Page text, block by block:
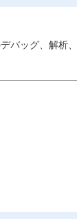
バッグ、解析